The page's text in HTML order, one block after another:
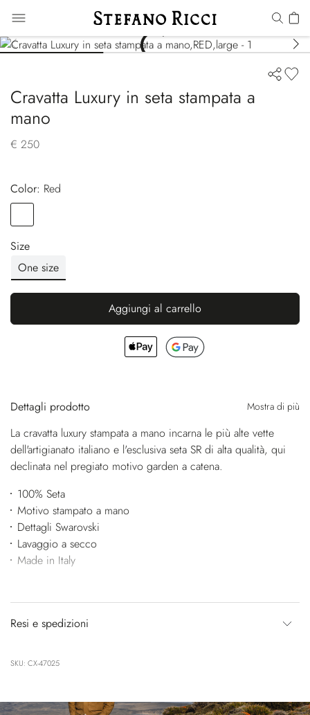
Cravatta Luxury in seta stampata a
mano
€ 250
Color:
red
Size
One size
Aggiungi al carrello
Dettagli prodotto Mostra di più
La cravatta luxury stampata a mano incarna le più alte vette
dell'artigianato italiano e l'esclusiva seta SR di alta qualità, qui
declinata nel pregiato motivo garden a catena.
100% Seta
Motivo stampato a mano
Dettagli Swarovski
Lavaggio a secco
Made in Italy
Resi e spedizioni
SKU: CX-47025